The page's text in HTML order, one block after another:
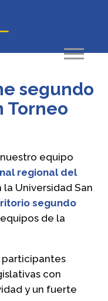
segundo
Torneo
equipo
regional del
la Universidad San
segundo
de la
participantes
con
y un fuerte